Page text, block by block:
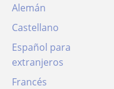
Alemán
Castellano
Español para
extranjeros
Francés